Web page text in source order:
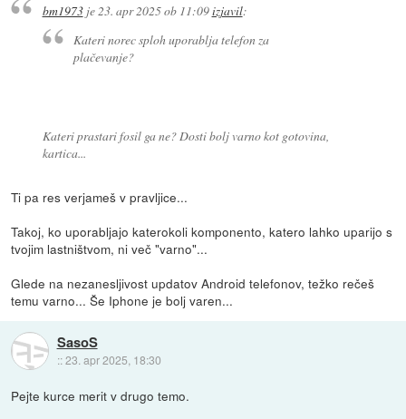
bm1973je 23. apr 2025 ob 11:09izjavil:
Kateri norec sploh uporablja telefon za
plačevanje?
Kateri prastari fosil ga ne? Dosti bolj varno kot gotovina,
kartica...
Ti pa res verjameš v pravljice...
Takoj, ko uporabljajo katerokoli komponento, katero lahko uparijo s
tvojim lastništvom, ni več "varno"...
Glede na nezanesljivost updatov Android telefonov, težko rečeš
temu varno... Še Iphone je bolj varen...
SasoS
::23. apr 2025, 18:30
Pejte kurce merit v drugo temo.